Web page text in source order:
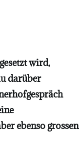
wird,
darüber
ebenso grossen